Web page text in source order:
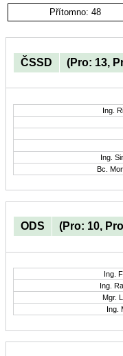
Přítomno: 48
ČSSD (Pro: 13,
Ing.
Ing.
Bc.
ODS (Pro: 10,
Ing.
Ing.
Mgr.
Ing.